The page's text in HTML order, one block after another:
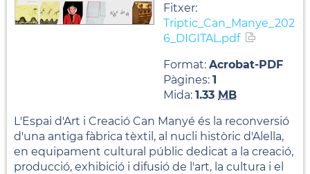
Fitxer:
Triptic_Can_Manye_202
6_DIGITAL.pdf
Format: Acrobat-PDF
Pàgines: 1
Mida: 1.33 MB
L'Espai d'Art i Creació Can Manyé és la reconversió
d'una antiga fàbrica tèxtil, al nucli històric d'Alella,
en equipament cultural públic dedicat a la creació,
producció, exhibició i difusió de l'art, la cultura i el